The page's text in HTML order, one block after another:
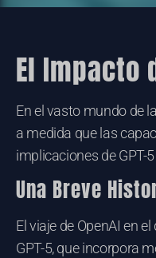
El Impacto
En el vasto mundo de
a medida que las
implicaciones de GPT-
Una Breve
El viaje de OpenAI en
GPT-5, que incorpora